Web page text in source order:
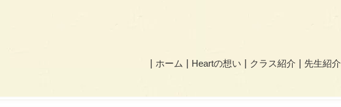
ホーム Heartの想い クラス紹介 先生紹介